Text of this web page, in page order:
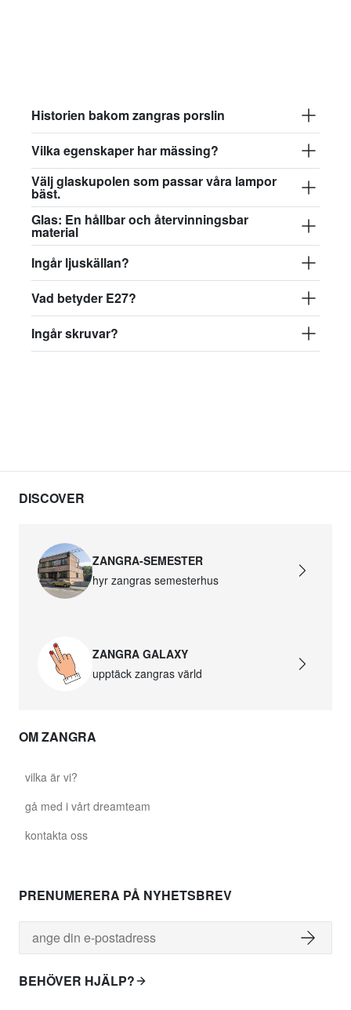
Historien bakom zangras porslin
Vilka egenskaper har mässing?
Välj glaskupolen som passar våra lampor
bäst.
Glas: En hållbar och återvinningsbar
material
Ingår ljuskällan?
Vad betyder E27?
Ingår skruvar?
DISCOVER
ZANGRA-SEMESTER
hyr zangras semesterhus
ZANGRA GALAXY
upptäck zangras värld
OM ZANGRA
vilka är vi?
gå med i vårt dreamteam
kontakta oss
PRENUMERERA PÅ NYHETSBREV
BEHÖVER HJÄLP?